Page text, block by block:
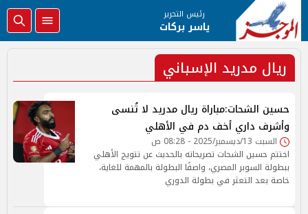
رئيس التحرير
ياسر بركات
ريال مدريد الإسباني
حسين الشحات:مباراة ريال مدريد لا تُنسى
وأشرف داري أخف دم في الأهلي
السبت 13/ديسمبر/2025 - 08:28 ص
اختتم حسين الشحات تصريحاته بالحديث عن تتويج الأهلي
ببطولة السوبر المصري، واصفًا البطولة بالمهمة للغاية،
خاصة بعد التعثر في بطولة الدوري